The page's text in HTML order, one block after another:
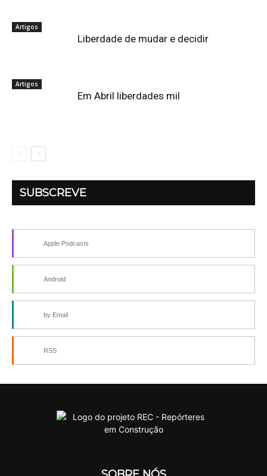
Artigos
Liberdade de mudar e decidir
Artigos
Em Abril liberdades mil
SUBSCREVE
Apple Podcasts
Android
by Email
RSS